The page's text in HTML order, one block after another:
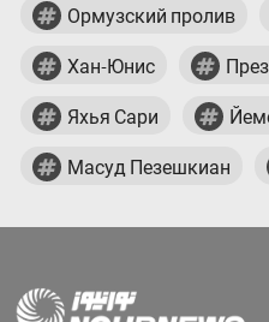
Ормузский пролив
Хан-Юнис
Яхья Сари
Масуд Пезешкиан